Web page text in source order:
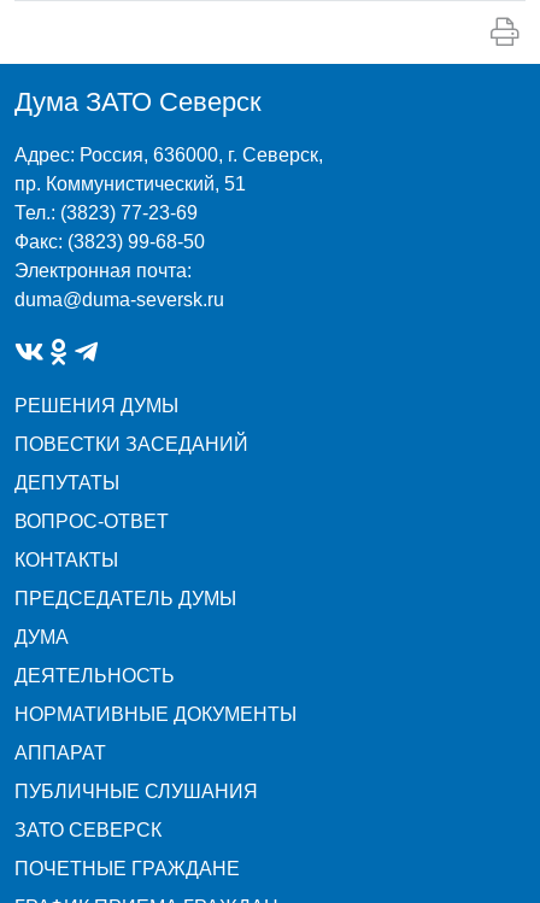
Дума ЗАТО Северск
Адрес: Россия, 636000, г. Северск,
пр. Коммунистический, 51
Тел.: (3823) 77-23-69
Факс: (3823) 99-68-50
Электронная почта:
duma@duma-seversk.ru
РЕШЕНИЯ ДУМЫ
ПОВЕСТКИ ЗАСЕДАНИЙ
ДЕПУТАТЫ
ВОПРОС-ОТВЕТ
КОНТАКТЫ
ПРЕДСЕДАТЕЛЬ ДУМЫ
ДУМА
ДЕЯТЕЛЬНОСТЬ
НОРМАТИВНЫЕ ДОКУМЕНТЫ
АППАРАТ
ПУБЛИЧНЫЕ СЛУШАНИЯ
ЗАТО СЕВЕРСК
ПОЧЕТНЫЕ ГРАЖДАНЕ